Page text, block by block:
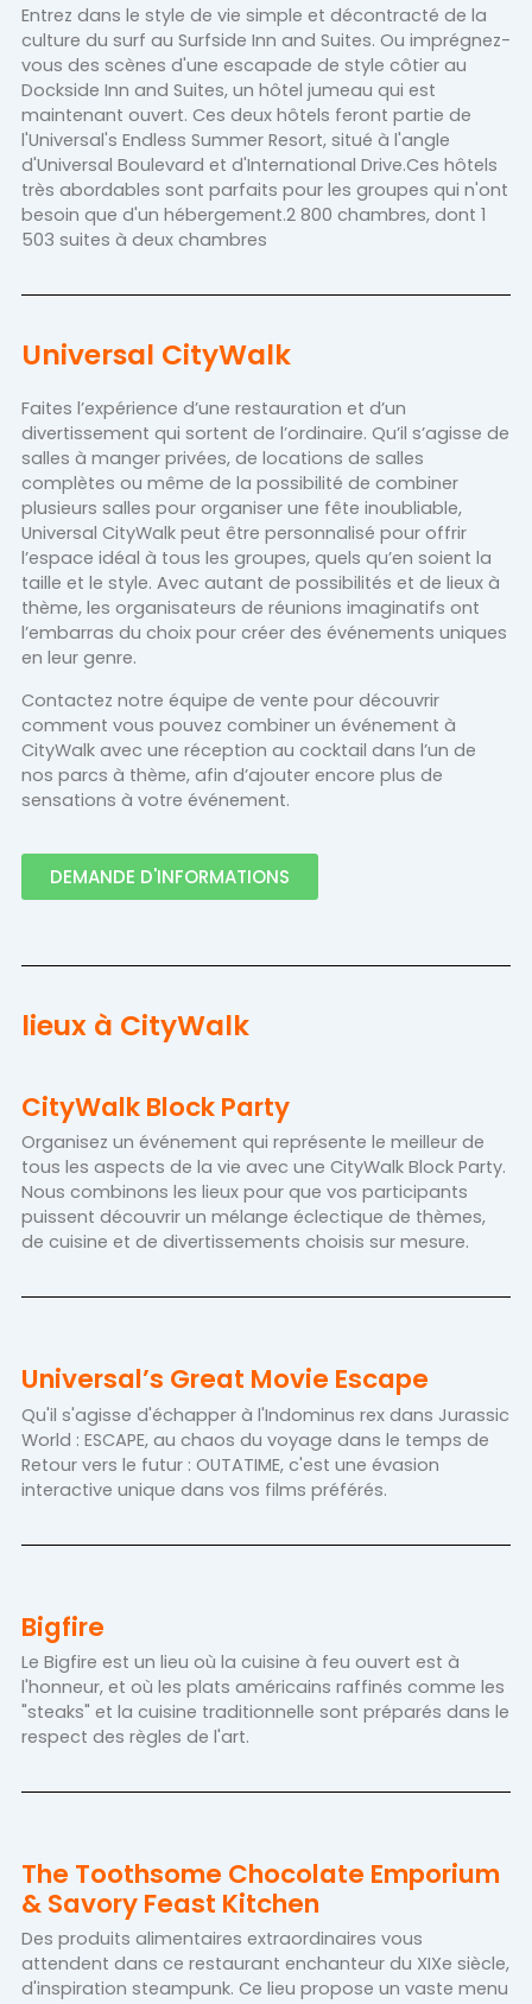
Entrez dans le style de vie simple et décontracté de la
culture du surf au Surfside Inn and Suites. Ou imprégnez-
vous des scènes d'une escapade de style côtier au
Dockside Inn and Suites, un hôtel jumeau qui est
maintenant ouvert. Ces deux hôtels feront partie de
l'Universal's Endless Summer Resort, situé à l'angle
d'Universal Boulevard et d'International Drive.Ces hôtels
très abordables sont parfaits pour les groupes qui n'ont
besoin que d'un hébergement.2 800 chambres, dont 1
503 suites à deux chambres
Universal CityWalk
Faites l’expérience d’une restauration et d’un
divertissement qui sortent de l’ordinaire. Qu’il s’agisse de
salles à manger privées, de locations de salles
complètes ou même de la possibilité de combiner
plusieurs salles pour organiser une fête inoubliable,
Universal CityWalk peut être personnalisé pour offrir
l’espace idéal à tous les groupes, quels qu’en soient la
taille et le style. Avec autant de possibilités et de lieux à
thème, les organisateurs de réunions imaginatifs ont
l’embarras du choix pour créer des événements uniques
en leur genre.
Contactez notre équipe de vente pour découvrir
comment vous pouvez combiner un événement à
CityWalk avec une réception au cocktail dans l’un de
nos parcs à thème, afin d’ajouter encore plus de
sensations à votre événement.
DEMANDE D'INFORMATIONS
lieux à CityWalk
CityWalk Block Party
Organisez un événement qui représente le meilleur de
tous les aspects de la vie avec une CityWalk Block Party.
Nous combinons les lieux pour que vos participants
puissent découvrir un mélange éclectique de thèmes,
de cuisine et de divertissements choisis sur mesure.
Universal’s Great Movie Escape
Qu'il s'agisse d'échapper à l'Indominus rex dans Jurassic
World : ESCAPE, au chaos du voyage dans le temps de
Retour vers le futur : OUTATIME, c'est une évasion
interactive unique dans vos films préférés.
Bigfire
Le Bigfire est un lieu où la cuisine à feu ouvert est à
l'honneur, et où les plats américains raffinés comme les
"steaks" et la cuisine traditionnelle sont préparés dans le
respect des règles de l'art.
The Toothsome Chocolate Emporium
& Savory Feast Kitchen
Des produits alimentaires extraordinaires vous
attendent dans ce restaurant enchanteur du XIXe siècle,
d'inspiration steampunk. Ce lieu propose un vaste menu